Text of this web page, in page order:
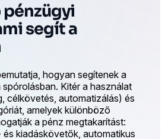
segít a
hogyan segítenek a
Kitér a használat
célkövetés, automatizálás) és
amelyek különböző
a pénz megtakarítást:
kiadáskövetők, automatikus